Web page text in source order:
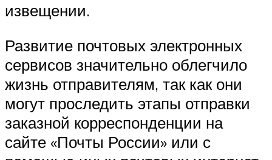
извещении.
Развитие почтовых электронных
сервисов значительно облегчило
жизнь отправителям, так как они
могут проследить этапы отправки
заказной корреспонденции на
сайте «Почты России» или с